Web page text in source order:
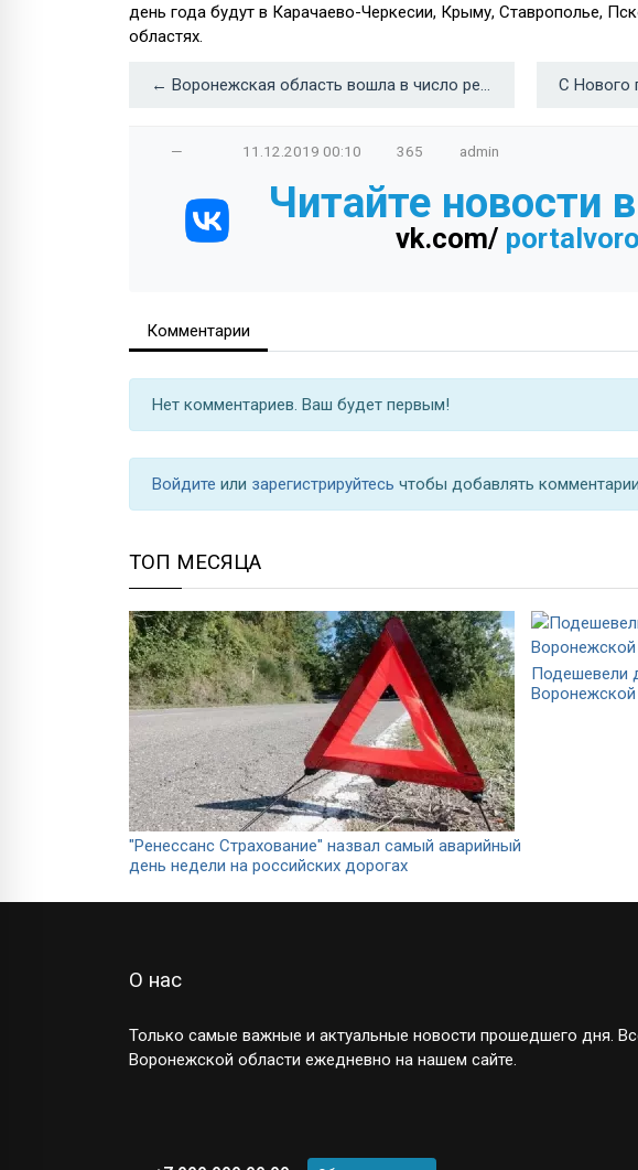
день года будут в Карачаево-Черкесии, Крыму, Ставрополье,
областях.
← Воронежская область вошла в число регионов-лидеров по вредным привычкам
— 11.12.2019 00:10 365 admin
Читайте новости в
vk.com/
Комментарии
Нет комментариев. Ваш будет первым!
Войдите или зарегистрируйтесь чтобы добавлять комментарии
ТОП МЕСЯЦА
"Ренессанс Страхование" назвал самый аварийный
день недели на российских дорогах
Подешевели
О нас
Только самые важные и актуальные новости прошедшего дня.
Воронежской области ежедневно на нашем сайте.